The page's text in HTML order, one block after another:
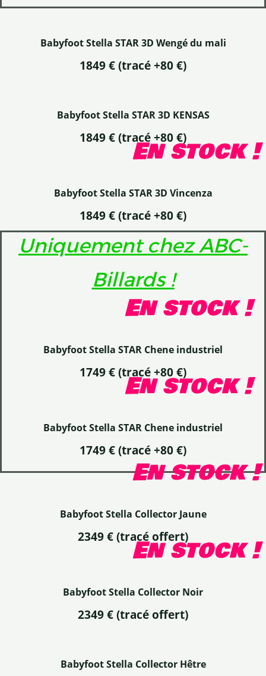
Babyfoot Stella STAR 3D Wengé du mali
1849 € (tracé +80 €)
Babyfoot Stella STAR 3D KENSAS
1849 €(tracé +80 €)
En stock !
Babyfoot Stella STAR 3D Vincenza
1849 €(tracé +80 €)
Uniquement chez ABC-
Billards !
En stock !
Babyfoot Stella STAR Chene industriel
1749 € (tracé +80 €)
En stock !
Babyfoot Stella STAR Chene industriel
1749 € (tracé +80 €)
En stock !
Babyfoot Stella Collector Jaune
2349 € (tracé offert)En stock !
Babyfoot Stella Collector Noir
2349 €(tracé offert)
Babyfoot Stella Collector Hêtre